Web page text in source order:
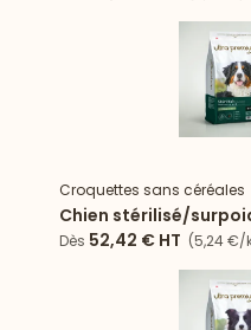
Croquettes sans céréales
Chien stérilisé/
croquettes Light
Dès 52,42 € HT (5,24 €/